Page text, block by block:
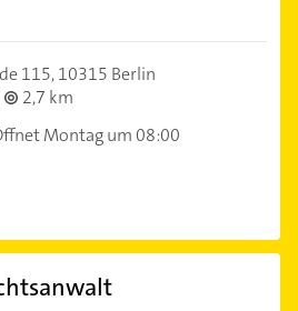
115,10315 Berlin
2,7 km
Montag um 08:00